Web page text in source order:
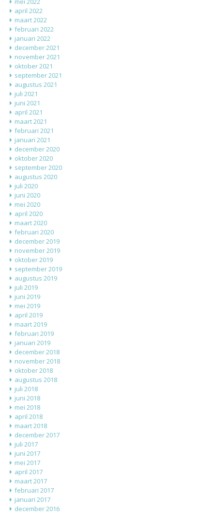
april 2022
maart 2022
februari 2022
januari 2022
december 2021
november 2021
oktober 2021
september 2021
augustus 2021
juli 2021
juni 2021
april 2021
maart 2021
februari 2021
januari 2021
december 2020
oktober 2020
september 2020
augustus 2020
juli 2020
juni 2020
mei 2020
april 2020
maart 2020
februari 2020
december 2019
november 2019
oktober 2019
september 2019
augustus 2019
juli 2019
juni 2019
mei 2019
april 2019
maart 2019
februari 2019
januari 2019
december 2018
november 2018
oktober 2018
augustus 2018
juli 2018
juni 2018
mei 2018
april 2018
maart 2018
december 2017
juli 2017
juni 2017
mei 2017
april 2017
maart 2017
februari 2017
januari 2017
december 2016